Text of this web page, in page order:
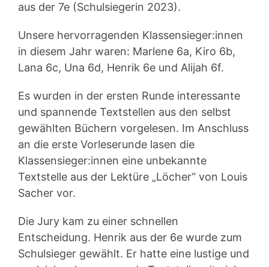
aus der 7e (Schulsiegerin 2023).
Unsere hervorragenden Klassensieger:innen
in diesem Jahr waren: Marlene 6a, Kiro 6b,
Lana 6c, Una 6d, Henrik 6e und Alijah 6f.
Es wurden in der ersten Runde interessante
und spannende Textstellen aus den selbst
gewählten Büchern vorgelesen. Im Anschluss
an die erste Vorleserunde lasen die
Klassensieger:innen eine unbekannte
Textstelle aus der Lektüre „Löcher“ von Louis
Sacher vor.
Die Jury kam zu einer schnellen
Entscheidung. Henrik aus der 6e wurde zum
Schulsieger gewählt. Er hatte eine lustige und